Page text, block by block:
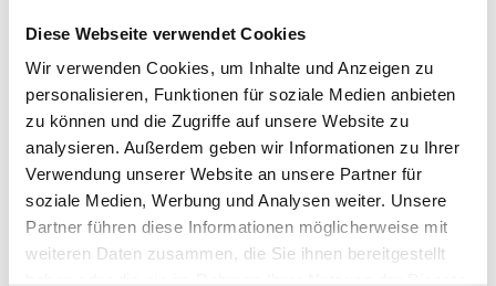
Diese Webseite verwendet Cookies
Wir verwenden Cookies, um Inhalte und Anzeigen zu
personalisieren, Funktionen für soziale Medien anbieten
zu können und die Zugriffe auf unsere Website zu
analysieren. Außerdem geben wir Informationen zu Ihrer
Verwendung unserer Website an unsere Partner für
soziale Medien, Werbung und Analysen weiter. Unsere
Partner führen diese Informationen möglicherweise mit
weiteren Daten zusammen, die Sie ihnen bereitgestellt
bieten, die deinen persönlichen Stil unterstreichen. Mit
zuverlässiger Partner für exklusive Bekleidung und
erstklassigen Kundenservice. Entdecke jetzt unser
umfangreiches Sortiment und finde deine neuen
Lieblingsstücke!
RETOURE / REKLAMATION